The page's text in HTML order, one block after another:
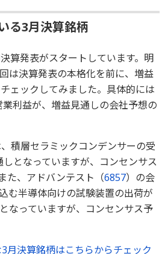
る3月決算銘柄
算発表がスタートしています。明
は決算発表の本格化を前に、増益
ェックしてみました。具体的には
利益が、増益見通しの会社予想の
積層セラミックコンデンサーの受
となっていますが、コンセンサス
た、アドバンテスト（6857）の会
む半導体向けの試験装置の出荷が
なっていますが、コンセンサス予
月決算銘柄はこちらからチェック